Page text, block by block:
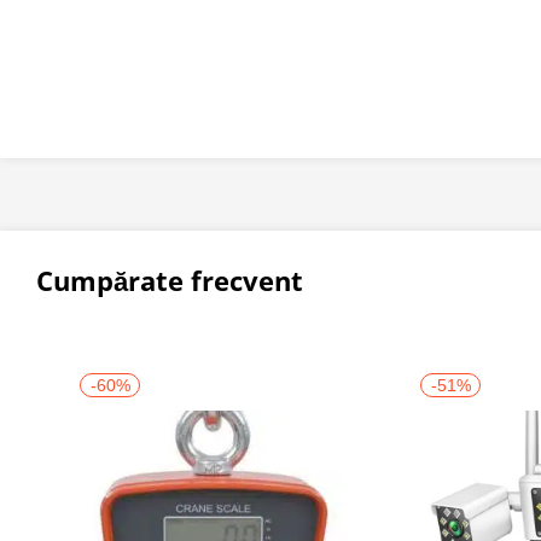
Cumpărate frecvent
-60% -51%